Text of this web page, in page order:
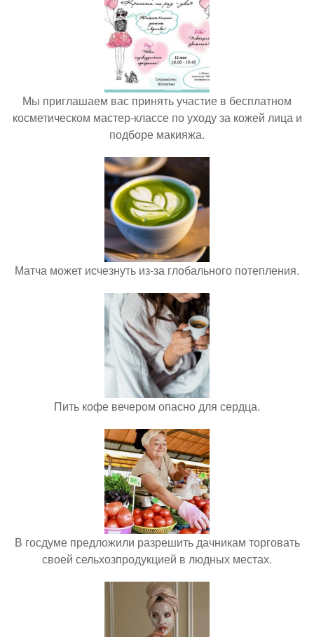
Мы приглашаем вас принять участие в бесплатном
косметическом мастер-классе по уходу за кожей лица и
подборе макияжа.
Матча может исчезнуть из-за глобального потепления.
Пить кофе вечером опасно для сердца.
В госдуме предложили разрешить дачникам торговать
своей сельхозпродукцией в людных местах.